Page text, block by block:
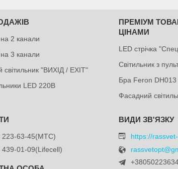
2 канали
3 канали
світильник "ВИХІД / EXIT"
LED 220В
ПРЕМІУМ
ЦІНАМИ
LED стрічка
Світильник з
Бра Feron
Фасадний
223-63-45 МТС
439-01-09 Lifecell
https://